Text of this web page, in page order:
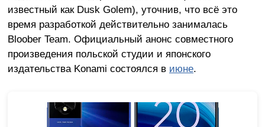
известный как Dusk Golem), уточнив, что всё это
время разработкой действительно занималась
Bloober Team. Официальный анонс совместного
произведения польской студии и японского
издательства Konami состоялся в июне.